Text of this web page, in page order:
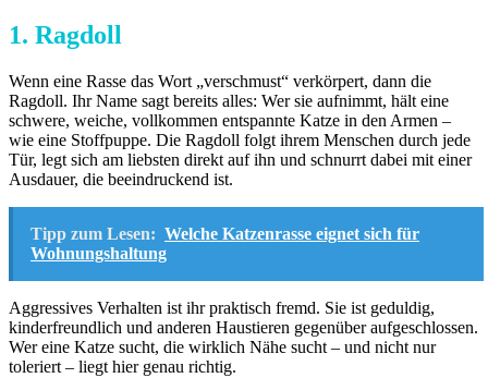
1. Ragdoll
Wenn eine Rasse das Wort „verschmust“ verkörpert, dann die
Ragdoll. Ihr Name sagt bereits alles: Wer sie aufnimmt, hält eine
schwere, weiche, vollkommen entspannte Katze in den Armen –
wie eine Stoffpuppe. Die Ragdoll folgt ihrem Menschen durch jede
Tür, legt sich am liebsten direkt auf ihn und schnurrt dabei mit einer
Ausdauer, die beeindruckend ist.
Tipp zum Lesen: Welche Katzenrasse eignet sich für
Wohnungshaltung
Aggressives Verhalten ist ihr praktisch fremd. Sie ist geduldig,
kinderfreundlich und anderen Haustieren gegenüber aufgeschlossen.
Wer eine Katze sucht, die wirklich Nähe sucht – und nicht nur
toleriert – liegt hier genau richtig.